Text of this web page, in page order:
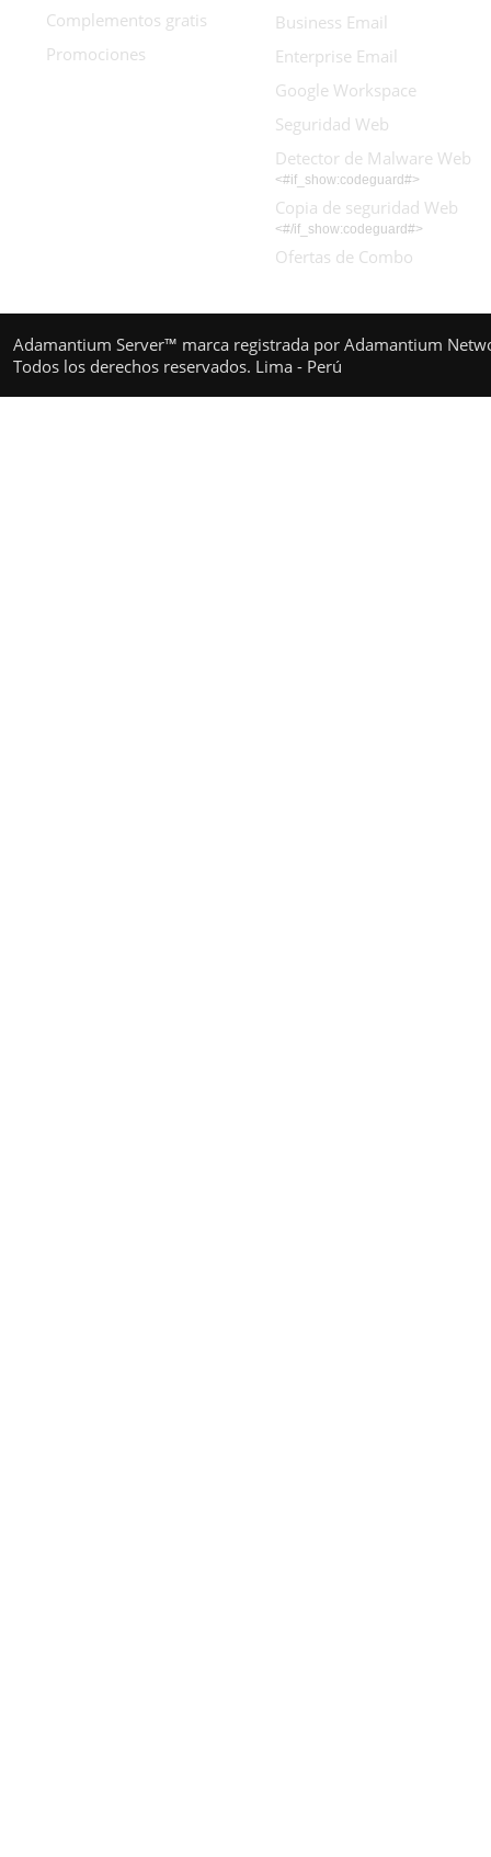
Complementos gratis
Promociones
Business Email
Enterprise Email
Google Workspace
Seguridad Web
Detector de Malware Web
<#if_show:codeguard#>
Copia de seguridad Web
<#/if_show:codeguard#>
Ofertas de Combo
Adamantium Server™ marca registrada por Adamantium
Todos los derechos reservados. Lima - Perú